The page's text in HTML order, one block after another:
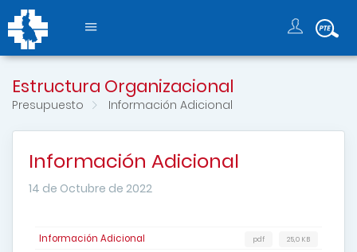
Estructura Organizacional
Presupuesto Información Adicional
Información Adicional
14 de Octubre de 2022
Información Adicional 25,0 KB
pdf